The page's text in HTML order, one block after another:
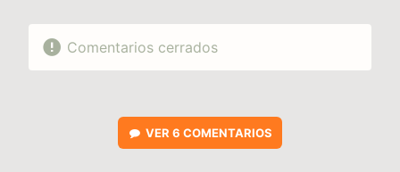
Comentarios cerrados
VER 6 COMENTARIOS